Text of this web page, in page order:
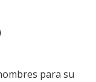
para su